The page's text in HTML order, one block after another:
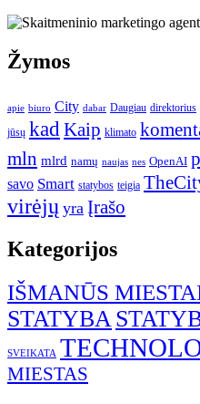
Žymos
apie biuro City dabar Daugiau direktorius
jūsų kad Kaip klimato
mln mlrd namų naujas nes OpenAI
savo Smart statybos teigia
virėjų yra Įrašo
Kategorijos
IŠMANŪS
STATYBA
SVEIKATA
MIESTAS